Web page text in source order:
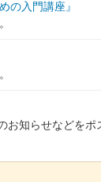
の入門講座』
お知らせなどをポ